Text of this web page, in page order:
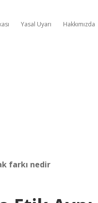
Yasal Uyarı Hakkımızda
farkı nedir